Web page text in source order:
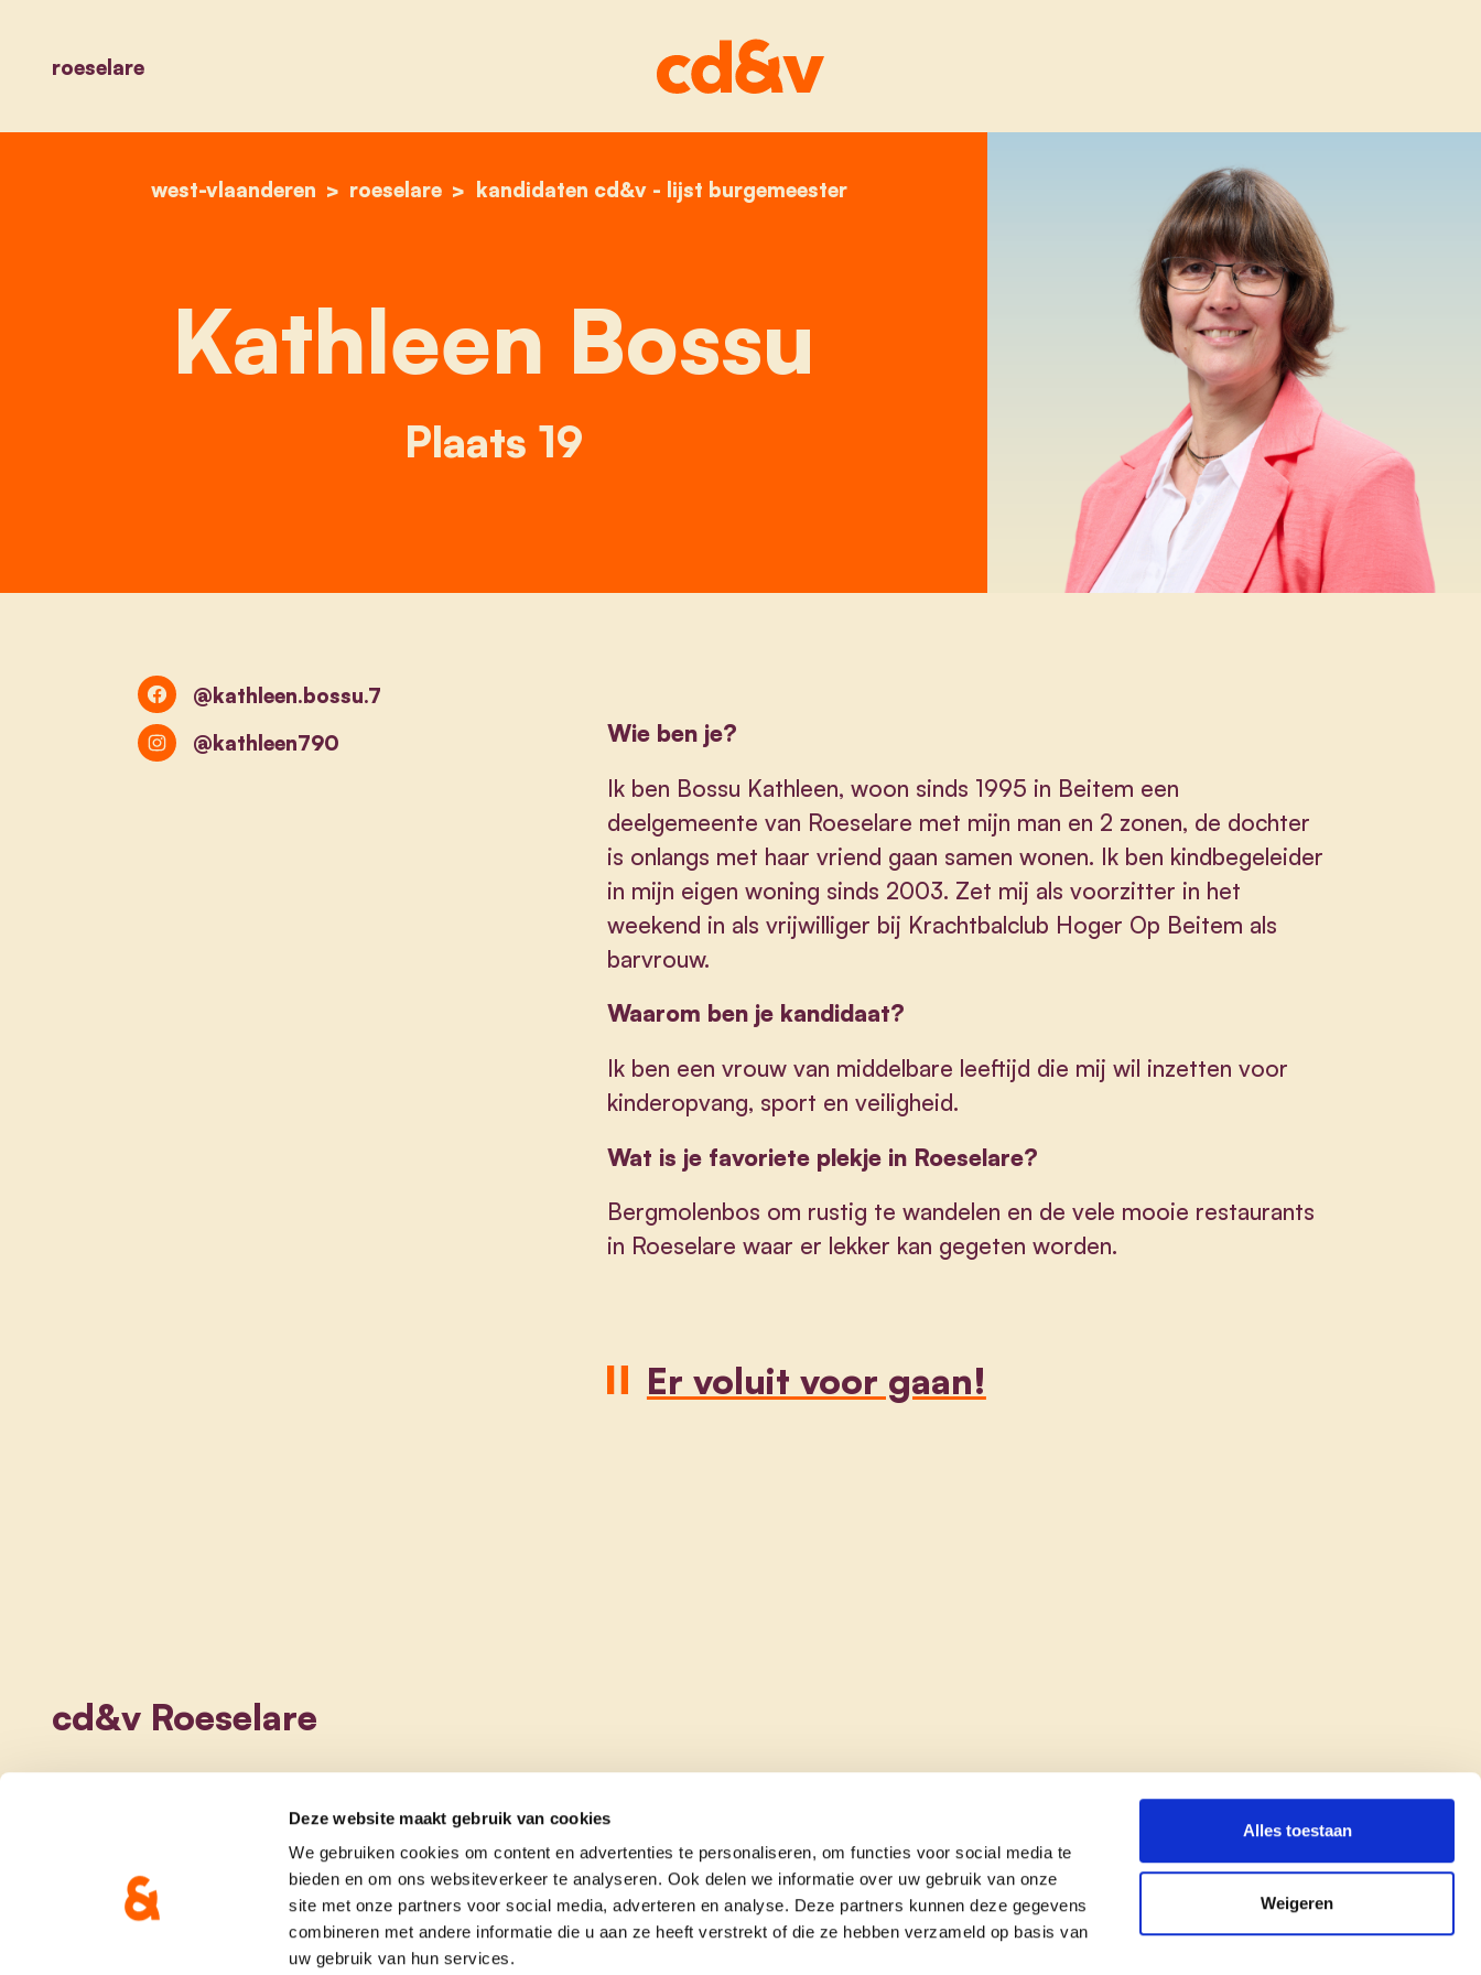
Deze website maakt gebruik van cookies
We gebruiken cookies om content en advertenties te personaliseren, om functies voor social media te
bieden en om ons websiteverkeer te analyseren. Ook delen we informatie over uw gebruik van onze
site met onze partners voor social media, adverteren en analyse. Deze partners kunnen deze gegevens
combineren met andere informatie die u aan ze heeft verstrekt of die ze hebben verzameld op basis van
uw gebruik van hun services.
Alles toestaan
Weigeren
roeselare
home
west-vlaanderen roeselare kandidaten cd&v - lijst burgemeester
kathleen bossu
Kathleen Bossu
Plaats 19
Wie ben je?
Ik ben Bossu Kathleen, woon sinds 1995 in Beitem een
deelgemeente van Roeselare met mijn man en 2 zonen, de dochter
is onlangs met haar vriend gaan samen wonen. Ik ben kindbegeleider
in mijn eigen woning sinds 2003. Zet mij als voorzitter in het
weekend in als vrijwilliger bij Krachtbalclub Hoger Op Beitem als
barvrouw.
Waarom ben je kandidaat?
Ik ben een vrouw van middelbare leeftijd die mij wil inzetten voor
kinderopvang, sport en veiligheid.
Wat is je favoriete plekje in Roeselare?
Bergmolenbos om rustig te wandelen en de vele mooie restaurants
in Roeselare waar er lekker kan gegeten worden.
Er voluit voor gaan!
@kathleen.bossu.7
@kathleen790
cd&v Roeselare